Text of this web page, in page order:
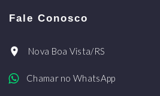
Fale Conosco
Nova Boa Vista/RS
Chamar no WhatsApp